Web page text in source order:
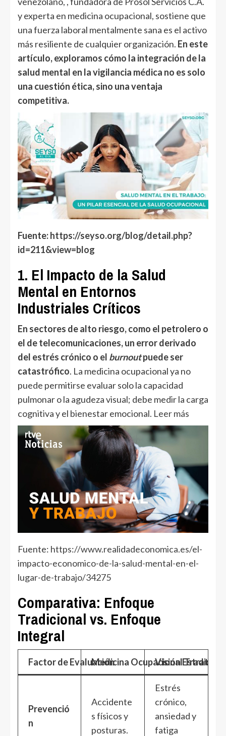
y experta en medicina ocupacional, sostiene que
una fuerza laboral mentalmente sana es el activo
más resiliente de cualquier organización. En este
artículo, exploramos cómo la integración de la
salud mental en la vigilancia médica no es solo
una cuestión ética, sino una ventaja
competitiva.
Fuente:https://seyso.org/blog/detail.php?
id=211&view=blog
1. El Impacto de la Salud
Mental en Entornos
Industriales Críticos
En sectores de alto riesgo, como el petrolero o
el de telecomunicaciones, un error derivado
del estrés crónico o el burnoutpuede ser
catastrófico. La medicina ocupacional ya no
puede permitirse evaluar solo la capacidad
pulmonar o la agudeza visual; debe medir la carga
cognitiva y el bienestar emocional. Leer más
Fuente: https://www.realidadeconomica.es/el-
impacto-economico-de-la-salud-mental-en-el-
lugar-de-trabajo/34275
Comparativa: Enfoque
Tradicional vs. Enfoque
Integral
Factor de EvaluaciónMedicina Ocupacional
Visión
Prevenció
n
Accidente
s físicos y
posturas.
Estrés
crónico,
ansiedad y
fatiga